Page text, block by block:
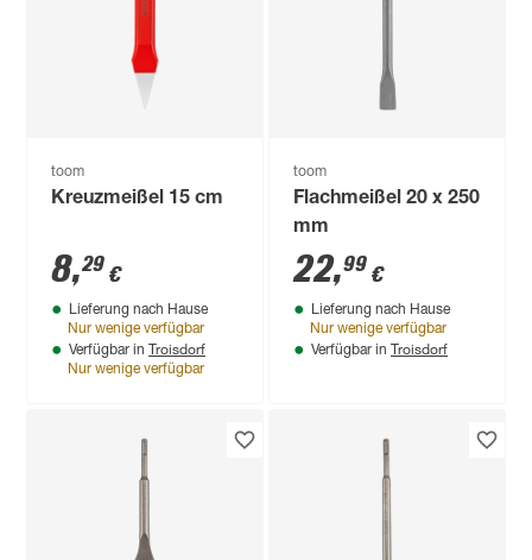
toom
Kreuzmeißel 15 cm
8,29 €
Lieferung nach Hause
Nur wenige verfügbar
Verfügbar in Troisdorf
Nur wenige verfügbar
toom
Flachmeißel 20 x 250
mm
22,99 €
Lieferung nach Hause
Nur wenige verfügbar
Verfügbar in Troisdorf